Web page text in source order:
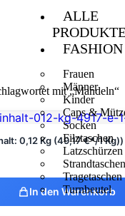
ALLE
FASHION
Frauen
Männer
Kinder
Caps &
Socken
Filztaschen
Latzschürzen
Strandtaschen
Tragetaschen
Turnbeutel
mit „Mandeln“
0,12 Kg (49,17 €*/1 Kg))
In den Warenkorb